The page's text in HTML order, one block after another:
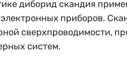
диборид скандия
приборов.
сверхпроводимости,
систем.